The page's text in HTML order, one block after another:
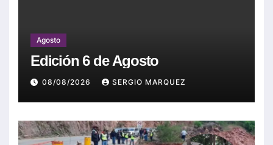
Agosto
Edición 6 de Agosto
08/08/2026 SERGIO MARQUEZ